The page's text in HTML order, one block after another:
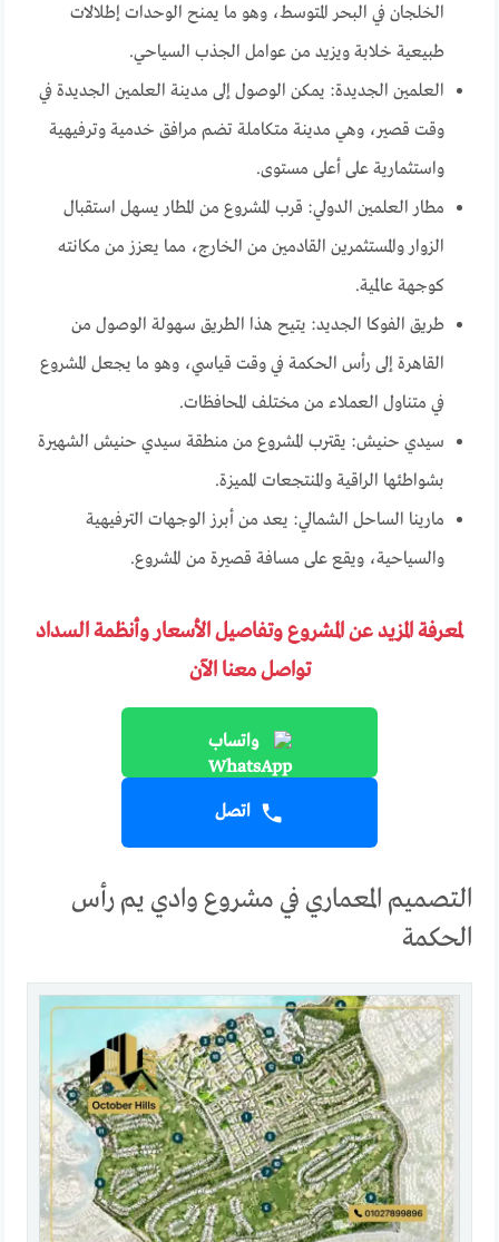
الخلجان في البحر المتوسط، وهو ما يمنح الوحدات إطلالات
طبيعية خلابة ويزيد من عوامل الجذب السياحي.
العلمين الجديدة: يمكن الوصول إلى مدينة العلمين الجديدة في
وقت قصير، وهي مدينة متكاملة تضم مرافق خدمية وترفيهية
واستثمارية على أعلى مستوى.
مطار العلمين الدولي: قرب المشروع من المطار يسهل استقبال
الزوار والمستثمرين القادمين من الخارج، مما يعزز من مكانته
كوجهة عالمية.
طريق الفوكا الجديد: يتيح هذا الطريق سهولة الوصول من
القاهرة إلى رأس الحكمة في وقت قياسي، وهو ما يجعل المشروع
في متناول العملاء من مختلف المحافظات.
سيدي حنيش: يقترب المشروع من منطقة سيدي حنيش الشهيرة
بشواطئها الراقية والمنتجعات المميزة.
مارينا الساحل الشمالي: يعد من أبرز الوجهات الترفيهية
والسياحية، ويقع على مسافة قصيرة من المشروع.
لمعرفة المزيد عن المشروع وتفاصيل الأسعار وأنظمة السداد
تواصل معنا الآن
واتساب
اتصل
التصميم المعماري في مشروع وادي يم رأس
الحكمة